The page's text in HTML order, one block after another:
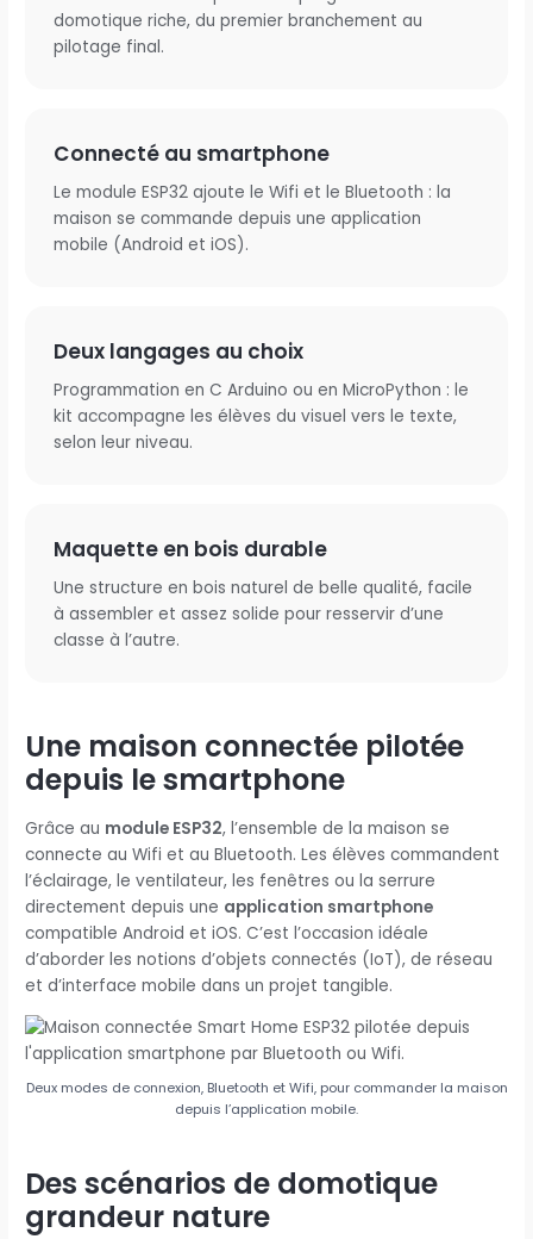
domotique riche, du premier branchement au
pilotage final.
Connecté au smartphone
Le module ESP32 ajoute le Wifi et le Bluetooth : la
maison se commande depuis une application
mobile (Android et iOS).
Deux langages au choix
Programmation en C Arduino ou en MicroPython : le
kit accompagne les élèves du visuel vers le texte,
selon leur niveau.
Maquette en bois durable
Une structure en bois naturel de belle qualité, facile
à assembler et assez solide pour resservir d’une
classe à l’autre.
Une maison connectée pilotée
depuis le smartphone
Grâce au module ESP32, l’ensemble de la maison se
connecte au Wifi et au Bluetooth. Les élèves commandent
l’éclairage, le ventilateur, les fenêtres ou la serrure
directement depuis une application smartphone
compatible Android et iOS. C’est l’occasion idéale
d’aborder les notions d’objets connectés (IoT), de réseau
et d’interface mobile dans un projet tangible.
Deux modes de connexion, Bluetooth et Wifi, pour commander la maison
depuis l’application mobile.
Des scénarios de domotique
grandeur nature